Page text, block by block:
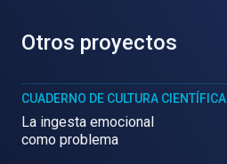
Otros proyectos
CUADERNO DE CULTURA CIENTÍFICA
La ingesta emocional
como problema